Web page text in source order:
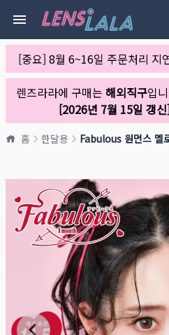
[중요] 8월 6~16일 주문처리 지
렌즈라라에 구매는 해외직구입
[2026년 7월 15일 갱
홈 한달용 Fabulous 원먼스 멜